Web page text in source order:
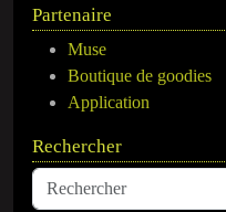
Partenaire
Muse
Boutique de goodies
Application
Rechercher